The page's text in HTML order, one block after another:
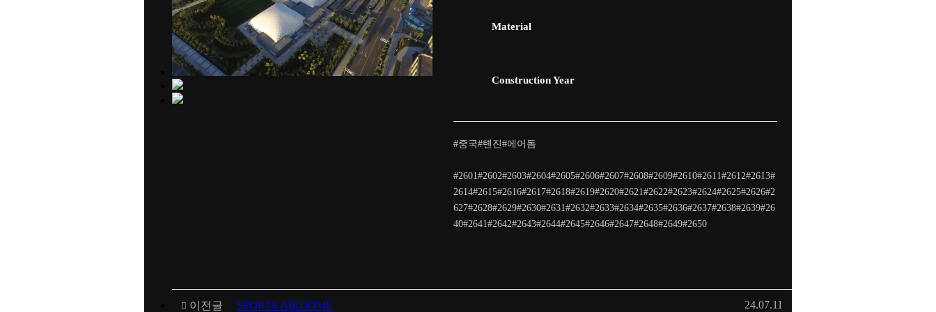
Material
Construction Year
#중국#톈진#에어돔
#2601#2602#2603#2604#2605#2606#2607#2608#2609#2610#2611#2612#2613#
2614#2615#2616#2617#2618#2619#2620#2621#2622#2623#2624#2625#2626#2
627#2628#2629#2630#2631#2632#2633#2634#2635#2636#2637#2638#2639#26
40#2641#2642#2643#2644#2645#2646#2647#2648#2649#2650
이전글 SPORTS AIRDOME 24.07.11